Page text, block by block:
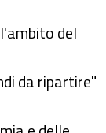
del
da ripartire"